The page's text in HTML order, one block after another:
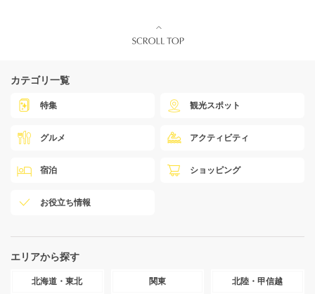
カテゴリ一覧
特集 観光スポット
グルメ アクティビティ
宿泊 ショッピング
お役立ち情報
エリアから探す
北海道・東北 関東 北陸・甲信越